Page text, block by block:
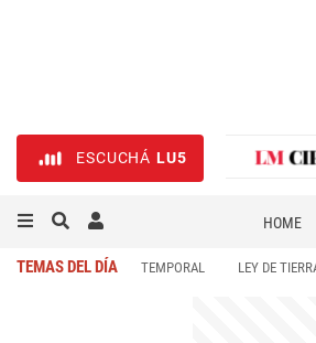
ESCUCHÁ LU5
HOME
TEMAS DEL DÍA TEMPORAL LEY DE